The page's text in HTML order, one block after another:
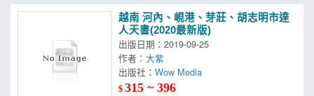
越南 河內、峴港、芽莊、胡志明市達
人天書(2020最新版)
出版日期：2019-09-25
作者：大紫
出版社：
$315 ~ 396